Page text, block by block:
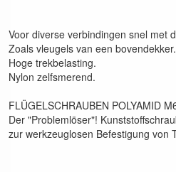
Voor diverse verbindingen snel met
Zoals vleugels van een bovendekker.
Hoge trekbelasting.
Nylon zelfsmerend.
FLÜGELSCHRAUBEN POLYAMID
Der "Problemlöser"!
zur werkzeuglosen Befestigung von